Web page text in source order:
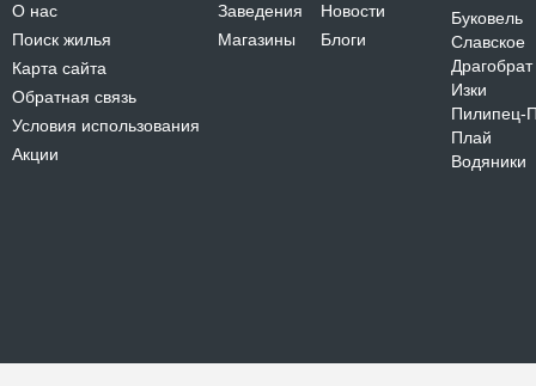
О нас
Поиск жилья
Карта сайта
Обратная связь
Условия использования
Акции
Заведения
Магазины
Новости
Блоги
Буковель
Славское
Драгобрат
Изки
Пилипец-
Плай
Водяники